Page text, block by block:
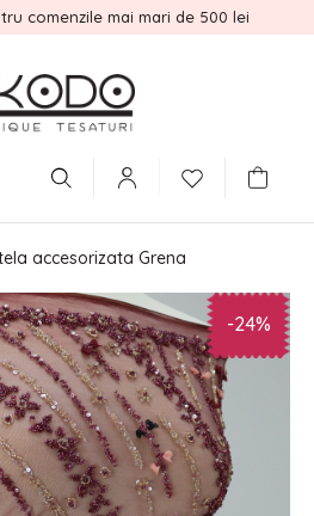
comenzile mai mari de 500 lei
accesorizata Grena
-24%